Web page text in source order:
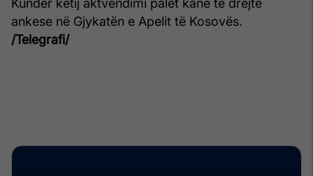
Kundër këtij aktvendimi palët kanë të drejtë
ankese në Gjykatën e Apelit të Kosovës.
/Telegrafi/